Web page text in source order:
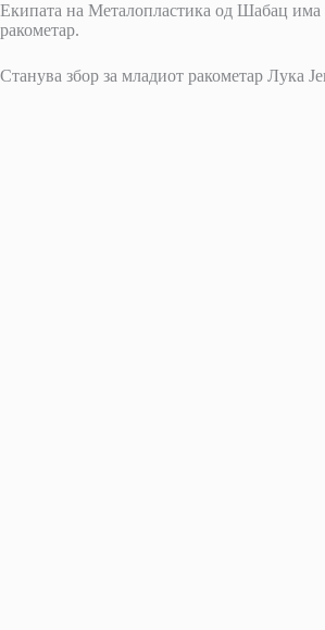
Екипата на Металопластика од Шабац има
ракометар.
Станува збор за младиот ракометар Лука